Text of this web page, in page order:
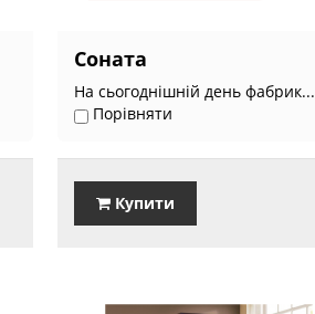
Соната
На сьогоднішній день фабрик...
Порівняти
Купити